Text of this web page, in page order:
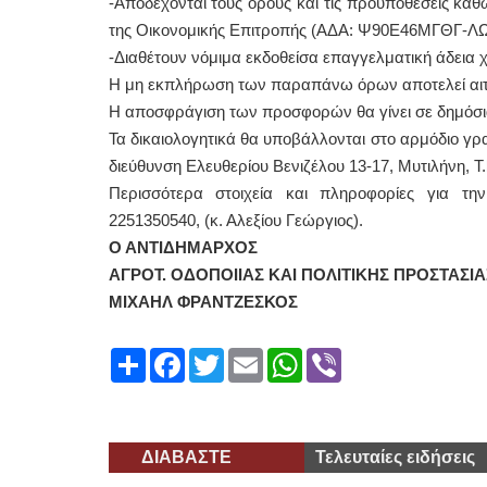
της Οικονομικής Επιτροπής (ΑΔΑ: Ψ90Ε46ΜΓΘΓ-
-Διαθέτουν νόμιμα εκδοθείσα επαγγελματική άδεια
Η μη εκπλήρωση των παραπάνω όρων αποτελεί
Η αποσφράγιση των προσφορών θα γίνει σε
Τα δικαιολογητικά θα υποβάλλονται στο αρμόδιο
διεύθυνση Ελευθερίου Βενιζέλου 13-17, Μυτιλήνη,
Περισσότερα στοιχεία και πληροφορίες για
2251350540, (κ. Αλεξίου Γεώργιος).
Ο ΑΝΤΙΔΗΜΑΡΧΟΣ
ΑΓΡΟΤ. ΟΔΟΠΟΙΙΑΣ ΚΑΙ ΠΟΛΙΤΙΚΗΣ
ΜΙΧΑΗΛ ΦΡΑΝΤΖΕΣΚΟΣ
ShareFacebook
TwitterEmailWhatsApp
Viber
ΔΙΑΒΑΣΤΕ Τελευταίες ειδήσεις